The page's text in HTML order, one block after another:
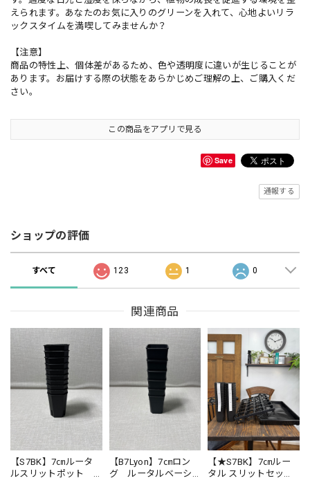
えられます。あなたのお気に入りのグリーンを入れて、心地よいリラ
ックスタイムを満喫してみませんか？
【注意】
商品の特性上、個体差があるため、色や透明度に違いが生じることが
あります。お届けする際の状態をあらかじめご理解の上、ご購入くだ
さい。
この商品をアプリで見る
Save
通報する
ショップの評価
すべて 123 1 0
関連商品
【S7BK】7㎝ルータ
ルスリットポット
【B7Lyon】7㎝ロン
グ ルータルベーシ
【★S7BK】7㎝ルー
タル スリットセッ